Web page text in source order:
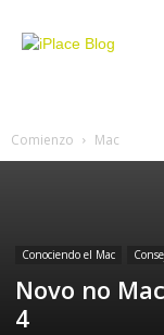
Comienzo Mac
Conociendo el Mac
Novo no
4